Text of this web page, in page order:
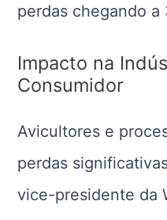
perdas chegando a
Impacto na
Consumidor
Avicultores e
perdas
vice-presidente da